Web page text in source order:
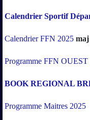
Calendrier Sportif
Calendrier FFN 2025 maj
Programme FFN OUEST
BOOK REGIONAL
Programme Maitres 2025